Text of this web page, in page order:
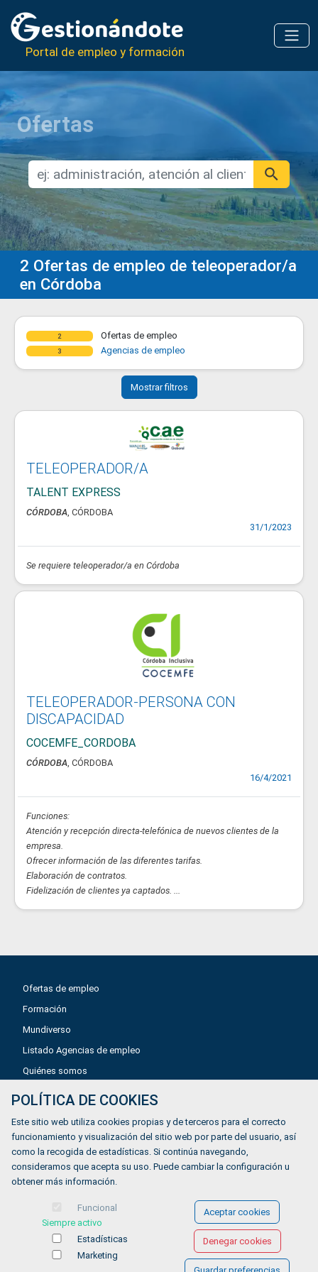
Portal de empleo y formación
Ofertas
2 Ofertas de empleo de teleoperador/a
en Córdoba
2 Ofertas de empleo
3 Agencias de empleo
Mostrar filtros
TELEOPERADOR/A
TALENT EXPRESS
CÓRDOBA, CÓRDOBA
31/1/2023
Se requiere teleoperador/a en Córdoba
TELEOPERADOR-PERSONA CON
DISCAPACIDAD
COCEMFE_CORDOBA
CÓRDOBA, CÓRDOBA
16/4/2021
Funciones:
Atención y recepción directa-telefónica de nuevos clientes de la
empresa.
Ofrecer información de las diferentes tarifas.
Elaboración de contratos.
Fidelización de clientes ya captados. ...
Ofertas de empleo
Formación
Mundiverso
Listado Agencias de empleo
Quiénes somos
Política de privacidad
Política de Cookies
Accesibilidad
POLÍTICA DE COOKIES
Este sitio web utiliza cookies propias y de terceros para el correcto
funcionamiento y visualización del sitio web por parte del usuario, así
como la recogida de estadísticas. Si continúa navegando,
consideramos que acepta su uso. Puede cambiar la configuración u
obtener más información.
Funcional
Siempre activo
Estadísticas
Marketing
Aceptar cookies
Denegar cookies